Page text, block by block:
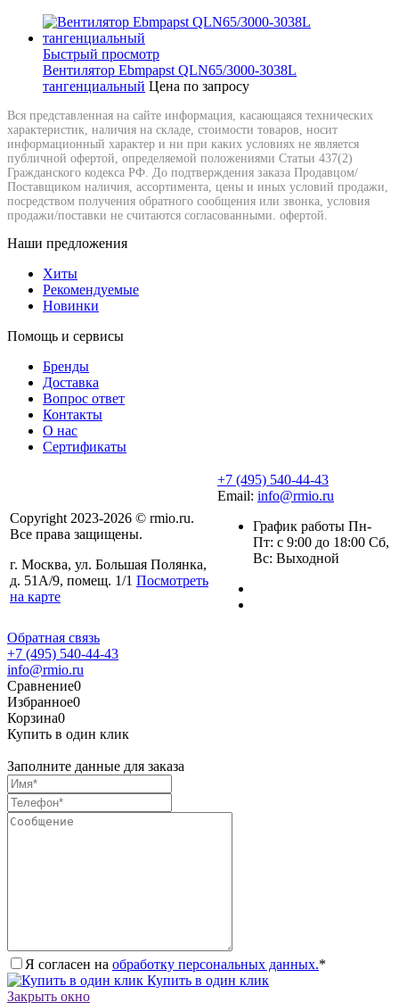
Быстрый просмотр
Вентилятор Ebmpapst QLN65/3000-3038L
тангенциальный Цена по запросу
Вся представленная на сайте информация, касающаяся технических
характеристик, наличия на складе, стоимости товаров, носит
информационный характер и ни при каких условиях не является
публичной офертой, определяемой положениями Статьи 437(2)
Гражданского кодекса РФ. До подтверждения заказа Продавцом/
Поставщиком наличия, ассортимента, цены и иных условий продажи,
посредством получения обратного сообщения или звонка, условия
продажи/поставки не считаются согласованными. офертой.
Наши предложения
Хиты
Рекомендуемые
Новинки
Помощь и сервисы
Бренды
Доставка
Вопрос ответ
Контакты
О нас
Сертификаты
Copyright 2023-2026 © rmio.ru.
Все права защищены.
г. Москва, ул. Большая Полянка,
д. 51А/9, помещ. 1/1 Посмотреть
на карте
+7 (495) 540-44-43
Email: info@rmio.ru
График работы Пн-
Пт: с 9:00 до 18:00 Сб,
Вс: Выходной
Обратная связь
+7 (495) 540-44-43
info@rmio.ru
Сравнение0
Избранное0
Корзина0
Купить в один клик
Заполните данные для заказа
Я согласен на обработку персональных данных.*
Купить в один клик
Закрыть окно